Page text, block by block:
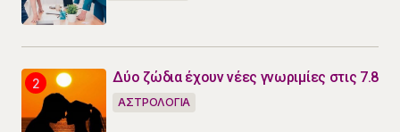
Δύο ζώδια έχουν νέες γνωριμίες στις 7.8
ΑΣΤΡΟΛΟΓΙΑ